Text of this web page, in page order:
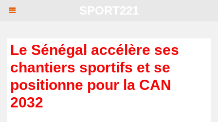
Le Sénégal accélère ses
chantiers sportifs et se
positionne pour la CAN
2032